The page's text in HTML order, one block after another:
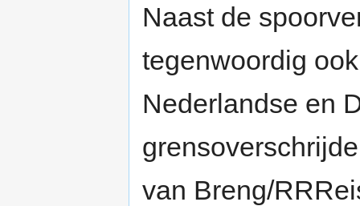
Naast de
tegenwoordig
Nederlandse en
van Breng/